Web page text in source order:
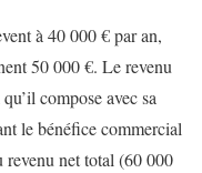
à 40 000 € par an,
50 000 €. Le revenu
compose avec sa
le bénéfice commercial
net total (60 000